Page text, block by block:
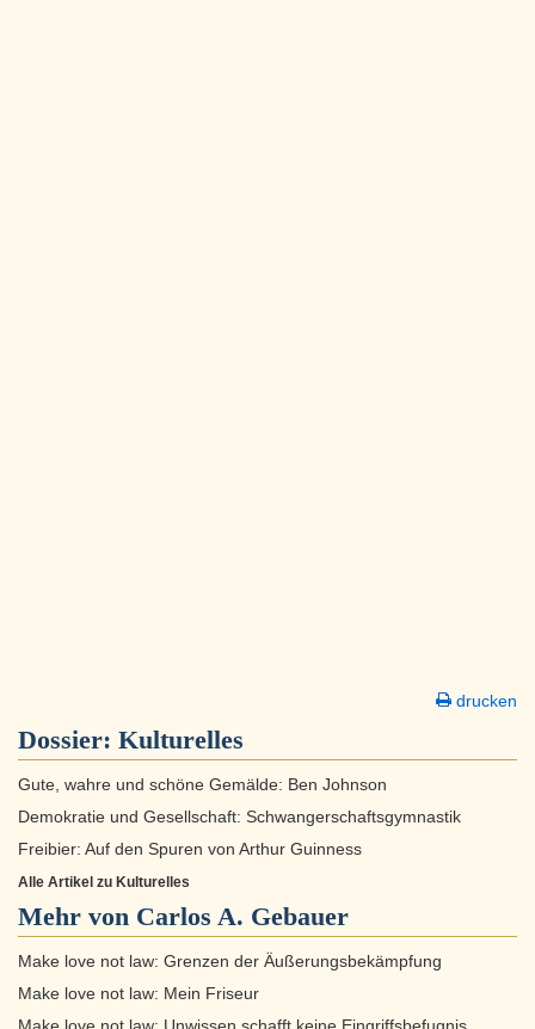
drucken
Dossier: Kulturelles
Gute, wahre und schöne Gemälde: Ben Johnson
Demokratie und Gesellschaft: Schwangerschaftsgymnastik
Freibier: Auf den Spuren von Arthur Guinness
Alle Artikel zu Kulturelles
Mehr von Carlos A. Gebauer
Make love not law: Grenzen der Äußerungsbekämpfung
Make love not law: Mein Friseur